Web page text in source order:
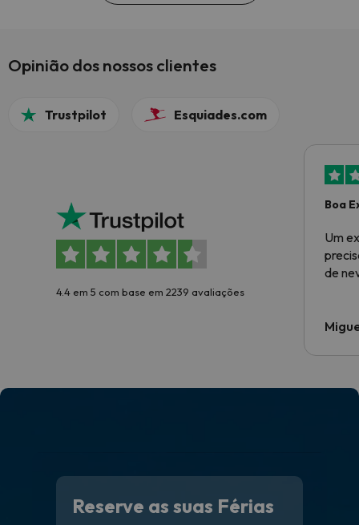
Opinião dos nossos clientes
Trustpilot Esquiades.com
4.4 em 5 com base em 2239 avaliações
Boa
Um
de
Reserve as suas Férias